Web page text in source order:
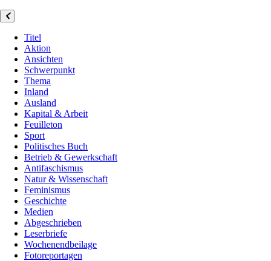
Titel
Aktion
Ansichten
Schwerpunkt
Thema
Inland
Ausland
Kapital & Arbeit
Feuilleton
Sport
Politisches Buch
Betrieb & Gewerkschaft
Antifaschismus
Natur & Wissenschaft
Feminismus
Geschichte
Medien
Abgeschrieben
Leserbriefe
Wochenendbeilage
Fotoreportagen